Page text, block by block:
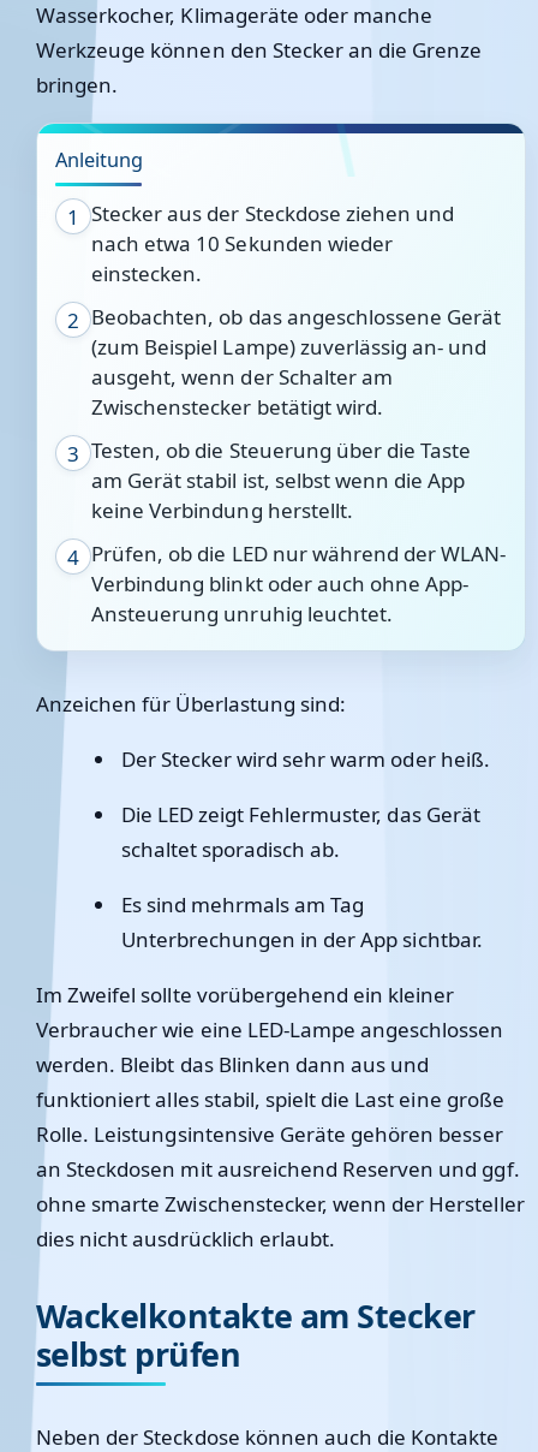
Wasserkocher, Klimageräte oder manche
Werkzeuge können den Stecker an die Grenze
bringen.
Anleitung
1
Stecker aus der Steckdose ziehen und
nach etwa 10 Sekunden wieder
einstecken.
2 Beobachten, ob das angeschlossene Gerät
(zum Beispiel Lampe) zuverlässig an- und
ausgeht, wenn der Schalter am
Zwischenstecker betätigt wird.
3 Testen, ob die Steuerung über die Taste
am Gerät stabil ist, selbst wenn die App
keine Verbindung herstellt.
4 Prüfen, ob die LED nur während der WLAN-
Verbindung blinkt oder auch ohne App-
Ansteuerung unruhig leuchtet.
Anzeichen für Überlastung sind:
Der Stecker wird sehr warm oder heiß.
Die LED zeigt Fehlermuster, das Gerät
schaltet sporadisch ab.
Es sind mehrmals am Tag
Unterbrechungen in der App sichtbar.
Im Zweifel sollte vorübergehend ein kleiner
Verbraucher wie eine LED-Lampe angeschlossen
werden. Bleibt das Blinken dann aus und
funktioniert alles stabil, spielt die Last eine große
Rolle. Leistungsintensive Geräte gehören besser
an Steckdosen mit ausreichend Reserven und ggf.
ohne smarte Zwischenstecker, wenn der Hersteller
dies nicht ausdrücklich erlaubt.
Wackelkontakte am Stecker
selbst prüfen
Neben der Steckdose können auch die Kontakte